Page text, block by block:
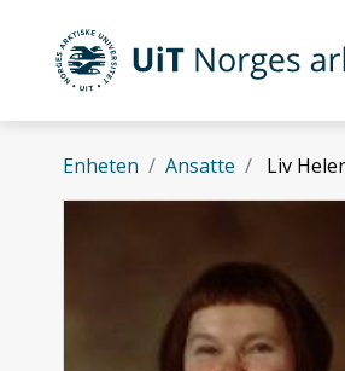
Gå til hovedinnhold
UiT Norges arktiske
Enheten Ansatte Liv